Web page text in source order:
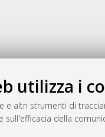
utilizza i
altri strumenti di
della
documento: